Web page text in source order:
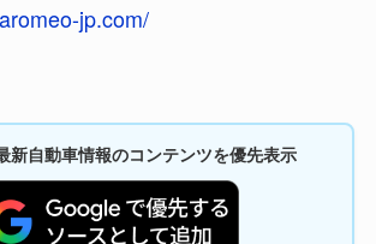
jp.com/
新自動車情報のコンテンツを優先表示